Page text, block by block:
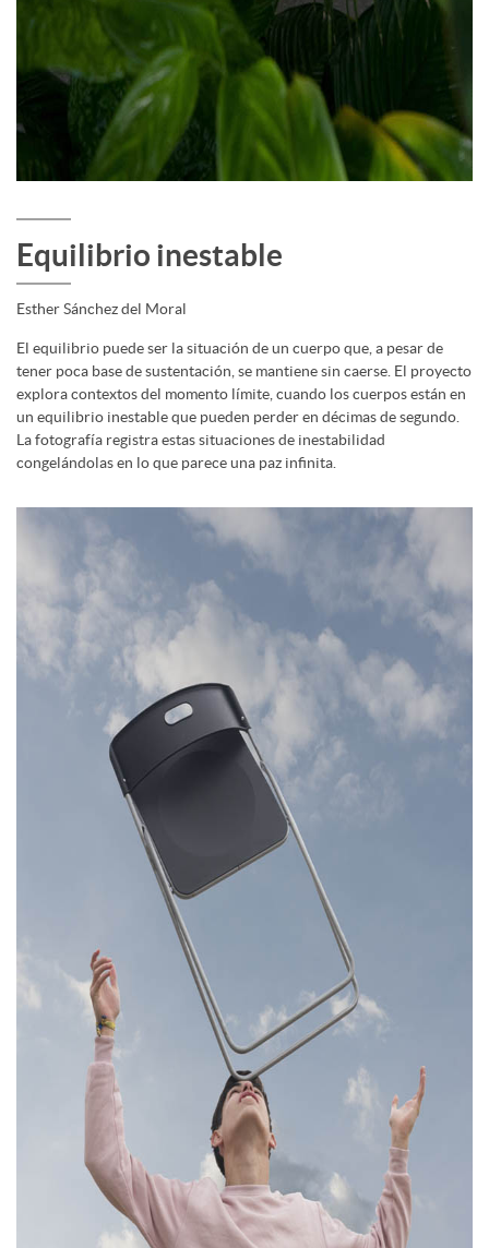
Equilibrio inestable
Esther Sánchez del Moral
El equilibrio puede ser la situación de un cuerpo que, a pesar de
tener poca base de sustentación, se mantiene sin caerse. El proyecto
explora contextos del momento límite, cuando los cuerpos están en
un equilibrio inestable que pueden perder en décimas de segundo.
La fotografía registra estas situaciones de inestabilidad
congelándolas en lo que parece una paz infinita.